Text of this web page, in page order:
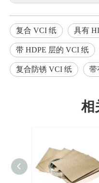
复合 VCI 纸 具有
带 HDPE 层的 VCI 纸
复合防锈 VCI 纸 带
相